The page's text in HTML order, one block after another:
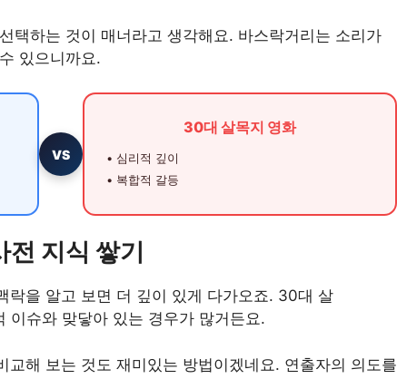
택하는 것이 매너라고 생각해요. 바스락거리는 소리가
있으니까요.
VS
30대 살목지 영화
• 심리적 깊이
• 복합적 갈등
전 지식 쌓기
락을 알고 보면 더 깊이 있게 다가오죠. 30대 살
슈와 맞닿아 있는 경우가 많거든요.
교해 보는 것도 재미있는 방법이겠네요. 연출자의 의도를